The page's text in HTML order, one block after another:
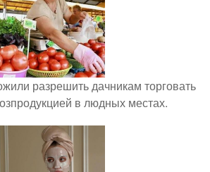
разрешить дачникам торговать
в людных местах.